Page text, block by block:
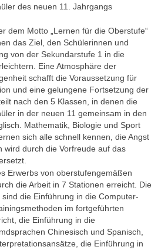
des neuen 11. Jahrgangs
dem Motto „Lernen für die Oberstufe“
das Ziel, den Schülerinnen und
von der Sekundarstufe 1 in die
Eine Atmosphäre der
schafft die Voraussetzung für
und eine gelungene Fortsetzung der
nach den 5 Klassen, in denen die
in der neuen 11 gemeinsam in den
Mathematik, Biologie und Sport
sich alle schnell kennen, die Angst
wird durch die Vorfreude auf das
Erwerbs von oberstufengemäßen
die Arbeit in 7 Stationen erreicht. Die
die Einführung in die Computer-
im fortgeführten
die Einführung in die
Chinesisch und Spanisch,
die Einführung in